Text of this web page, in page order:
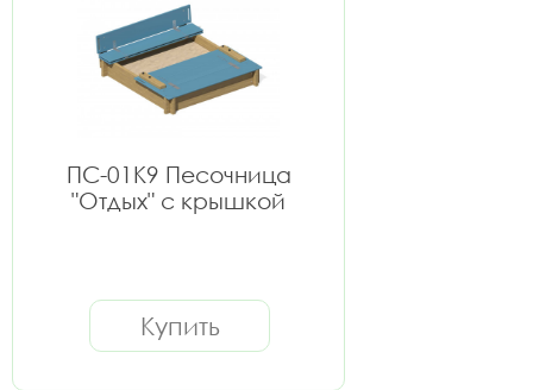
ПС-01К9 Песочница
"Отдых" с крышкой
Купить